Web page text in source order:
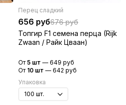
Перец сладкий
656 руб676 руб
Топгир F1 семена перца (Rijk
Zwaan / Райк Цваан)
От 5 шт — 649 руб
От 10 шт — 642 руб
Упаковка